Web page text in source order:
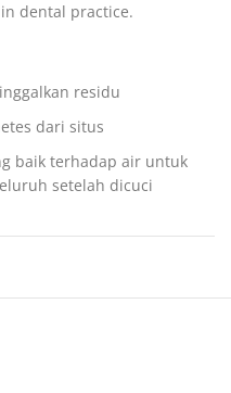
dental practice.
residu
dari situs
baik terhadap air untuk
setelah dicuci